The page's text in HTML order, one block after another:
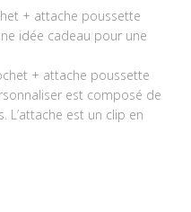
+ attache poussette
idée cadeau pour une
+ attache poussette
est composé de
L’attache est un clip en